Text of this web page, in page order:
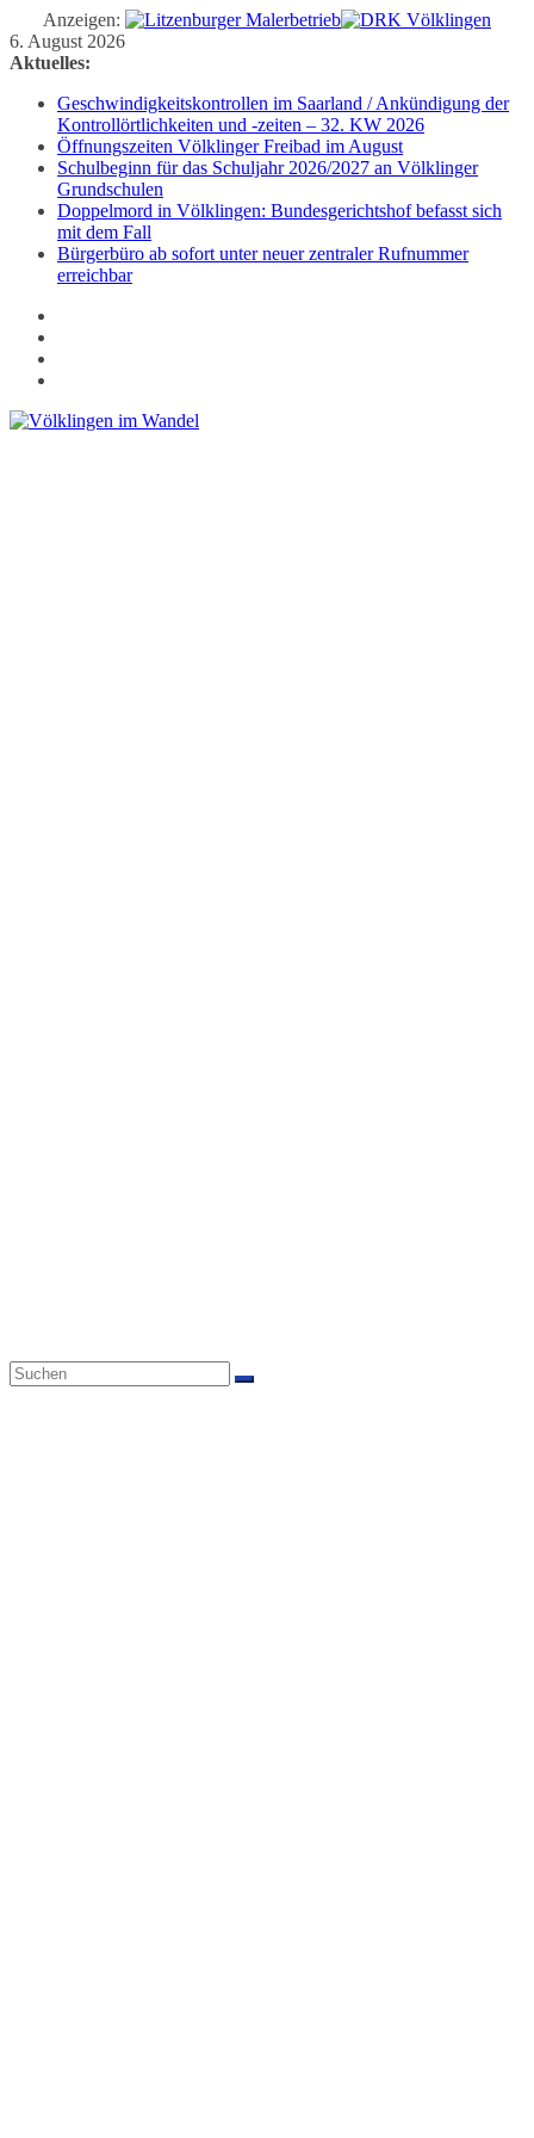
Anzeigen:
Zum
Inhalt
6. August 2026
Aktuelles:
Geschwindigkeitskontrollen im Saarland / Ankündigung der
Kontrollörtlichkeiten und -zeiten – 32. KW 2026
Öffnungszeiten Völklinger Freibad im August
Schulbeginn für das Schuljahr 2026/2027 an Völklinger
Grundschulen
Doppelmord in Völklingen: Bundesgerichtshof befasst sich
mit dem Fall
Bürgerbüro ab sofort unter neuer zentraler Rufnummer
erreichbar